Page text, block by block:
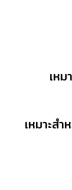
เห
เหมาะส